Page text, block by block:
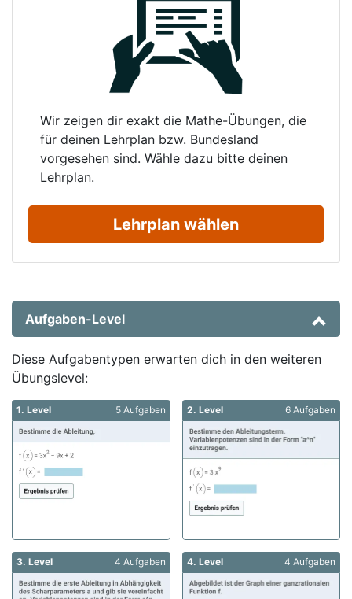
Wir zeigen dir exakt die Mathe-Übungen, die
für deinen Lehrplan bzw. Bundesland
vorgesehen sind. Wähle dazu bitte deinen
Lehrplan.
Lehrplan wählen
Aufgaben-Level
Diese Aufgabentypen erwarten dich in den weiteren
Übungslevel:
1. Level 5 Aufgaben 2. Level 6 Aufgaben
3. Level 4 Aufgaben 4. Level 4 Aufgaben